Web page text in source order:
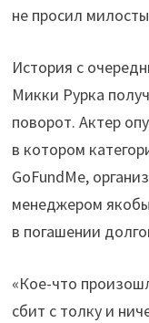
не просил
История с
Микки Рурка
поворот. Актер
в котором
GoFundMe,
менеджером
в погашении
«Кое-что
сбит с толку и